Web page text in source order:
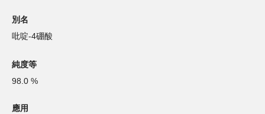
別名
吡啶-4硼酸
純度等
98.0 %
應用